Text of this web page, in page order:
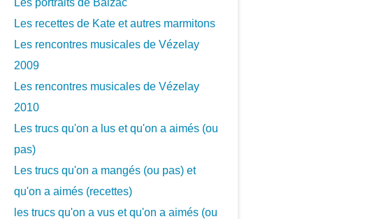
Les portraits de Balzac
Les recettes de Kate et autres marmitons
Les rencontres musicales de Vézelay
2009
Les rencontres musicales de Vézelay
2010
Les trucs qu'on a lus et qu'on a aimés (ou
pas)
Les trucs qu'on a mangés (ou pas) et
qu'on a aimés (recettes)
les trucs qu'on a vus et qu'on a aimés (ou